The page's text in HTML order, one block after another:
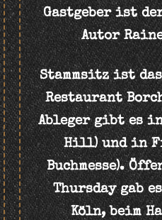
Gastgeber ist
Autor
Stammsitz ist das
Restaurant
Ableger gibt es in
Hill) und in
Buchmesse).
Thursday gab
Köln, beim